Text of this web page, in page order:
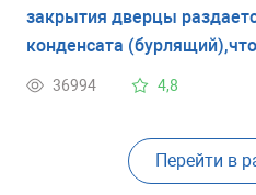
закрытия дверцы
конденсата
36994 4,8
Перейти в